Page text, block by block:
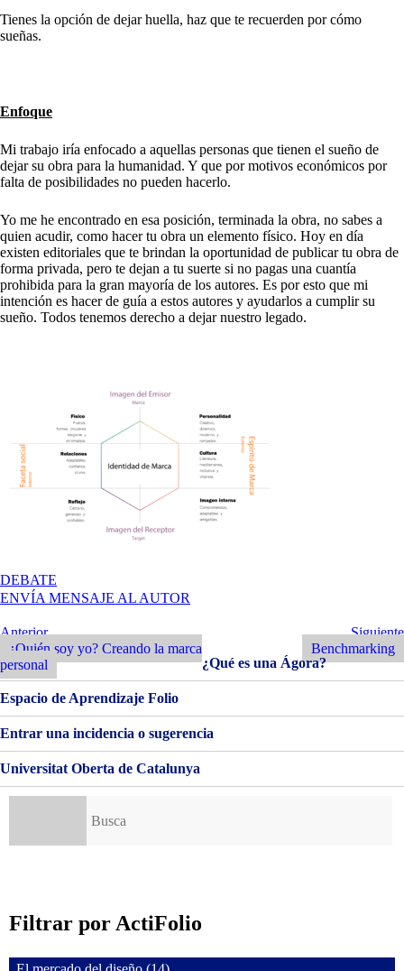
Tienes la opción de dejar huella, haz que te recuerden por cómo
sueñas.
Enfoque
Mi trabajo iría enfocado a aquellas personas que tienen el sueño de
dejar su obra para la humanidad. Y que por motivos económicos por
falta de posibilidades no pueden hacerlo.
Yo me he encontrado en esa posición, terminada la obra, no sabes a
quien acudir, como hacer tu obra un elemento físico. Hoy en día
existen editoriales que te brindan la oportunidad de publicar tu obra de
forma privada, pero te dejan a tu suerte si no pagas una cuantía
prohibida para la gran mayoría de los autores. Es por esto que mi
intención es hacer de guía a estos autores y ayudarlos a cumplir su
sueño. Todos tenemos derecho a dejar nuestro legado.
DEBATE
¿QUIÉM
CREANDO
MARCA
PERSONAL
ENVÍA MENSAJE AL AUTOR
Navegación
de
entradas
Entrada
Anterior
Anterior
¿Quién soy yo? Creando la marca
personal
Siguiente
Entrada
Siguiente
Benchmarking
¿Qué es una Ágora?
Espacio de Aprendizaje Folio
Entrar una incidencia o sugerencia
Universitat Oberta de Catalunya
Filtrar por ActiFolio